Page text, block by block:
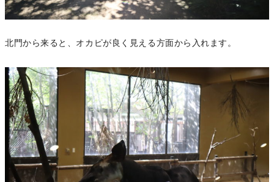
北門から来ると、オカピが良く見える方面から入れます。